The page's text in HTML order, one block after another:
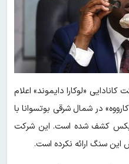
کانادایی «لوکارا دایموند» اعلام
در شمال شرقی بوتسوانا با
ایکس کشف شده است. این شرکت
این سنگ ارائه نکرده است.